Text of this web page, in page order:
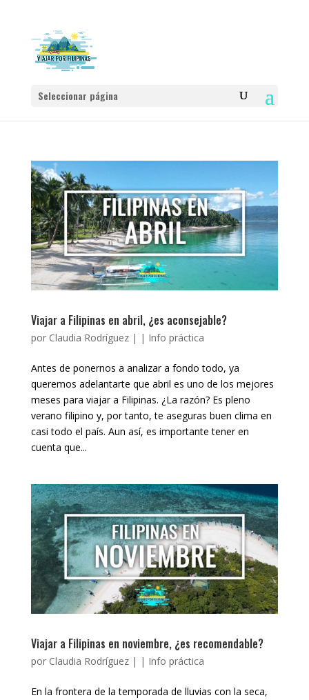
Seleccionar página
Viajar a Filipinas en abril, ¿es aconsejable?
por Claudia Rodríguez| | Info práctica
Antes de ponernos a analizar a fondo todo, ya
queremos adelantarte que abril es uno de los mejores
meses para viajar a Filipinas. ¿La razón? Es pleno
verano filipino y, por tanto, te aseguras buen clima en
casi todo el país. Aun así, es importante tener en
cuenta que...
Viajar a Filipinas en noviembre, ¿es recomendable?
por Claudia Rodríguez| | Info práctica
En la frontera de la temporada de lluvias con la seca,